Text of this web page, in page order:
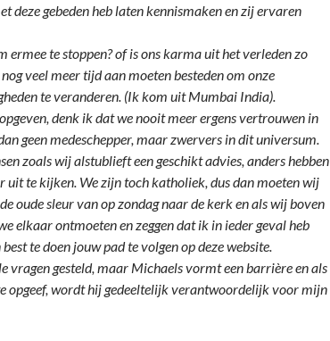
deze gebeden heb laten kennismaken en zij ervaren
ermee te stoppen? of is ons karma uit het verleden zo
veel meer tijd aan moeten besteden om onze
te veranderen. (Ik kom uit Mumbai India).
denk ik dat we nooit meer ergens vertrouwen in
geen medeschepper, maar zwervers in dit universum.
zoals wij alstublieft een geschikt advies, anders hebben
uit te kijken. We zijn toch katholiek, dus dan moeten wij
oude sleur van op zondag naar de kerk en als wij boven
elkaar ontmoeten en zeggen dat ik in ieder geval heb
te doen jouw pad te volgen op deze website.
vragen gesteld, maar Michaels vormt een barrière en als
opgeef, wordt hij gedeeltelijk verantwoordelijk voor mijn